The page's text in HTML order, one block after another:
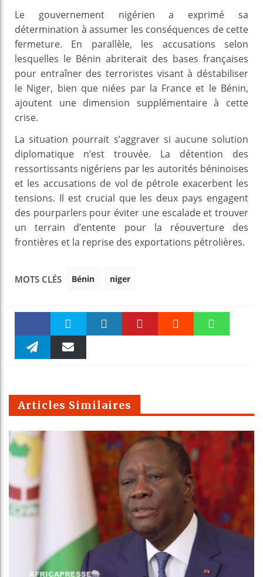
Le gouvernement nigérien a exprimé sa
détermination à assumer les conséquences de cette
fermeture. En parallèle, les accusations selon
lesquelles le Bénin abriterait des bases françaises
pour entraîner des terroristes visant à déstabiliser
le Niger, bien que niées par la France et le Bénin,
ajoutent une dimension supplémentaire à cette
crise.
La situation pourrait s’aggraver si aucune solution
diplomatique n’est trouvée. La détention des
ressortissants nigériens par les autorités béninoises
et les accusations de vol de pétrole exacerbent les
tensions. Il est crucial que les deux pays engagent
des pourparlers pour éviter une escalade et trouver
un terrain d’entente pour la réouverture des
frontières et la reprise des exportations pétrolières.
MOTS CLÉS Bénin niger
Faceboo Twitter
m
Articles Similaires